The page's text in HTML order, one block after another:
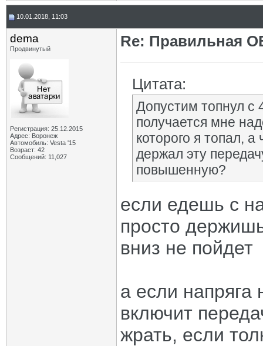
10.01.2018, 11:03
dema
Продвинутый
Регистрация: 25.12.2015
Адрес: Воронеж
Автомобиль: Vesta '15
Возраст: 42
Сообщений: 11,027
Re: Правильная
Цитата:
Допустим топнул с
получается мне
которого я топал,
держал эту
повышенную?
если едешь с
просто
вниз не пойдет
а если напряга
включит
жрать, если